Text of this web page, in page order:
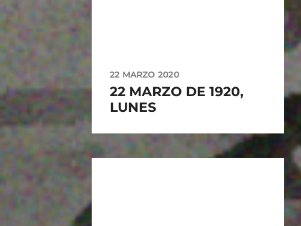
22 MARZO 2020
22 MARZO DE 1920,
LUNES